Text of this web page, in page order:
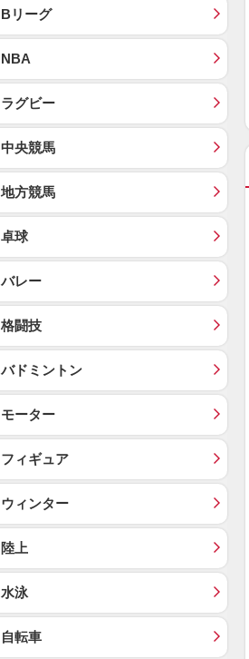
Bリーグ
NBA
ラグビー
中央競馬
地方競馬
卓球
バレー
格闘技
バドミントン
モーター
フィギュア
ウィンター
陸上
水泳
自転車